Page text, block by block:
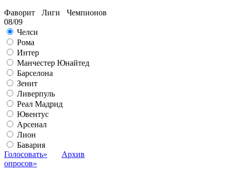
Фаворит Лиги Чемпионов
08/09
Челси
Рома
Интер
Манчестер Юнайтед
Барселона
Зенит
Ливерпуль
Реал Мадрид
Ювентус
Арсенал
Лион
Бавария
Голосовать»
Архив
опросов»